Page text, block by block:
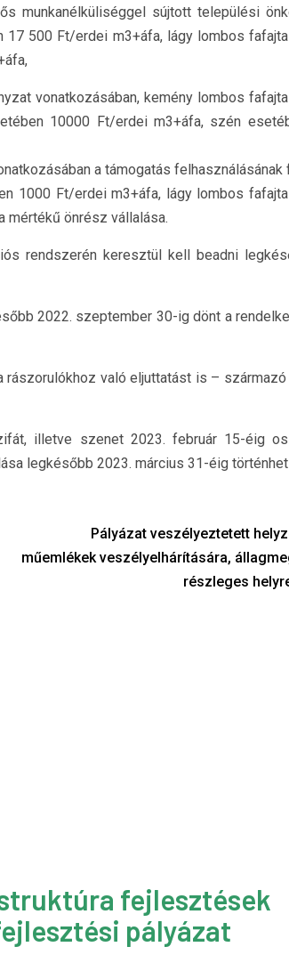
munkanélküliséggel sújtott települési
17 500 Ft/erdei m3+áfa, lágy lombos
vonatkozásában, kemény lombos
10000 Ft/erdei m3+áfa, szén
a támogatás felhasználásának
1000 Ft/erdei m3+áfa, lágy lombos
önrész vállalása.
rendszerén keresztül kell beadni
2022. szeptember 30-ig dönt a
való eljuttatást is –
illetve szenet 2023. február 15-éig
legkésőbb 2023. március 31-éig történhet
Pályázat veszélyeztetett
műemlékek veszélyelhárítására,
részleges
fejlesztések
pályázat